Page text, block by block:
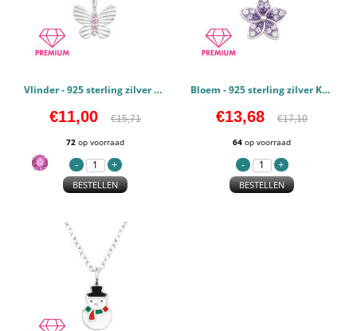
Vlinder - 925 sterling zilver Kettingen voor kinderen PCJW48326
€11,00 €15,71
72 op voorraad
BESTELLEN
Bloem - 925 sterling zilver Kettingen voor kinderen PCJW48249
€13,68 €17,10
64 op voorraad
BESTELLEN